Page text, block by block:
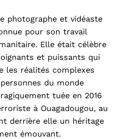
photographe et vidéaste
pour son travail
Elle était célèbre
et puissants qui
les réalités complexes
du monde
tuée en 2016
à Ouagadougou, au
derrière elle un héritage
émouvant.